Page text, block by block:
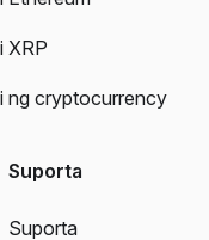
XRP
ng cryptocurrency
Suporta
Suporta